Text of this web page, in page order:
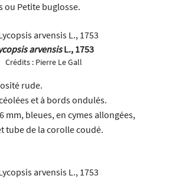
ou Petite buglosse.
arvensisL., 1753
Crédits : Pierre Le Gall
rude.
et à bords ondulés.
mm, bleues, en cymes allongées,
tube de la corolle coudé.